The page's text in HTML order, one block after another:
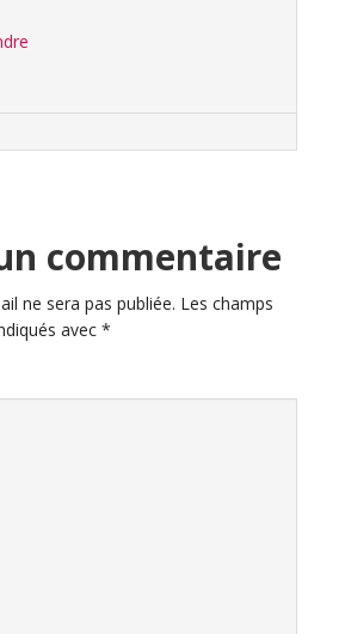
commentaire
ne sera pas publiée. Les champs
avec *